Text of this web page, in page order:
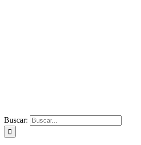
Buscar: